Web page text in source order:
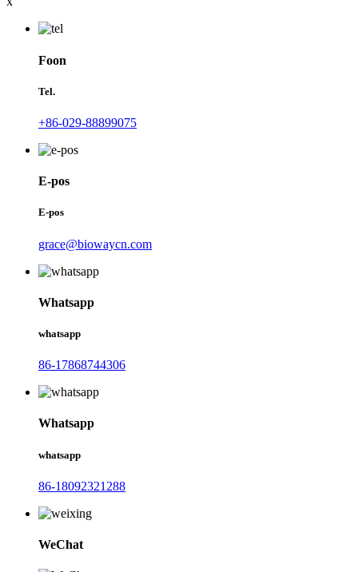
Foon
Tel.
+86-029-88899075
E-pos
E-pos
grace@biowaycn.com
Whatsapp
whatsapp
86-17868744306
Whatsapp
whatsapp
86-18092321288
WeChat